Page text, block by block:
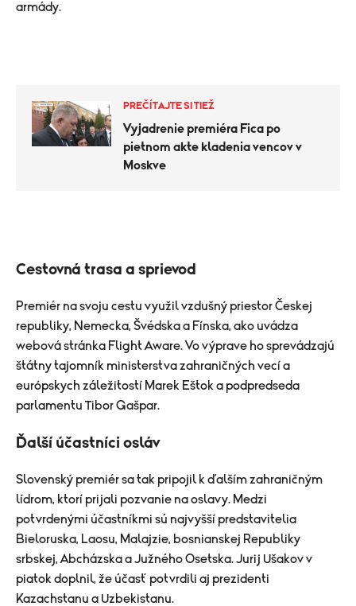
armády.
PREČÍTAJTE SI TIEŽ
Vyjadrenie premiéra Fica po
pietnom akte kladenia vencov v
Moskve
Cestovná trasa a sprievod
Premiér na svoju cestu využil vzdušný priestor Českej
republiky, Nemecka, Švédska a Fínska, ako uvádza
webová stránka Flight Aware. Vo výprave ho sprevádzajú
štátny tajomník ministerstva zahraničných vecí a
európskych záležitostí Marek Eštok a podpredseda
parlamentu Tibor Gašpar.
Ďalší účastníci osláv
Slovenský premiér sa tak pripojil k ďalším zahraničným
lídrom, ktorí prijali pozvanie na oslavy. Medzi
potvrdenými účastníkmi sú najvyšší predstavitelia
Bieloruska, Laosu, Malajzie, bosnianskej Republiky
srbskej, Abcházska a Južného Osetska. Jurij Ušakov v
piatok doplnil, že účasť potvrdili aj prezidenti
Kazachstanu a Uzbekistanu.